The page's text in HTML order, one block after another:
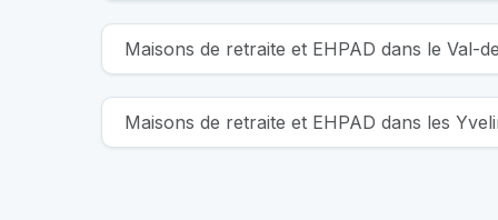
Maisons de retraite et EHPAD dans le Val-
Maisons de retraite et EHPAD dans les